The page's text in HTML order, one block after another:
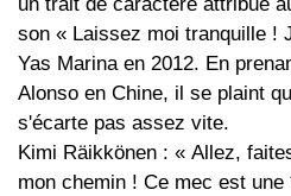
son « Laissez moi tranquille !
Yas Marina en 2012. En
Alonso en Chine, il se plaint
s'écarte pas assez vite.
Kimi Räikkönen : « Allez,
mon chemin ! Ce mec est